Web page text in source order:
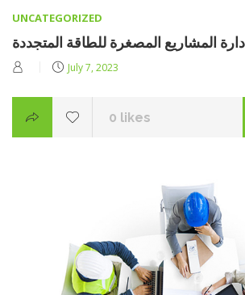
CATEGORIES
UNCATEGORIZED
المشاريع المصغرة للطاقة المتجددة
Posted
on
July 7, 2023
0 likes